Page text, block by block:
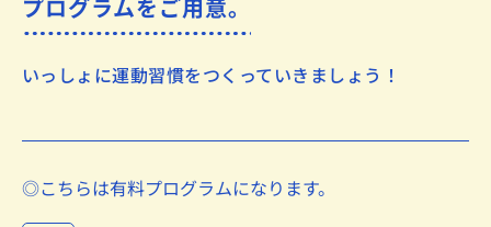
プログラムをご用意。
いっしょに運動習慣をつくっていきましょう！
◎こちらは有料プログラムになります。